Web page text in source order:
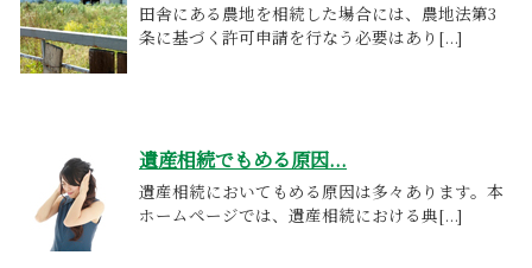
田舎にある農地を相続した場合には、農地法第3
条に基づく許可申請を行なう必要はあり[...]
遺産相続でもめる原因...
遺産相続においてもめる原因は多々あります。本
ホームページでは、遺産相続における典[...]